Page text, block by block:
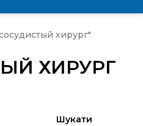
хирург"
ХИРУРГ